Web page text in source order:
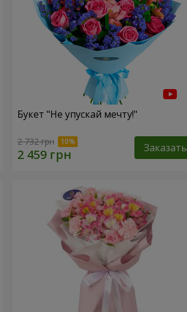
Букет "Не упускай мечту!"
2 732 грн Заказать